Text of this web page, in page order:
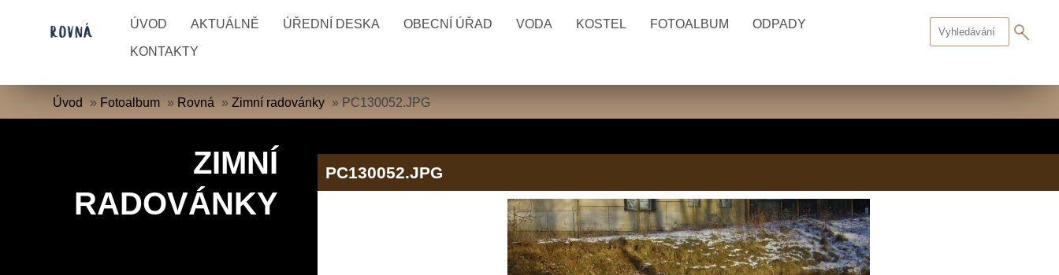
ÚVOD AKTUÁLNĚ ÚŘEDNÍ DESKA OBECNÍ ÚŘAD VODA KOSTEL FOTOALBUM ODPADY
KONTAKTY
Úvod » Fotoalbum » Rovná »Zimní radovánky » PC130052.JPG
ZIMNÍ
RADOVÁNKY
PC130052.JPG